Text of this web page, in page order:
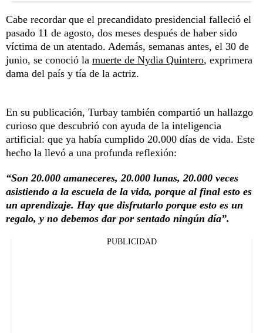
Cabe recordar que el precandidato presidencial falleció el
pasado 11 de agosto, dos meses después de haber sido
víctima de un atentado. Además, semanas antes, el 30 de
junio, se conoció la muerte de Nydia Quintero, exprimera
dama del país y tía de la actriz.
En su publicación, Turbay también compartió un hallazgo
curioso que descubrió con ayuda de la inteligencia
artificial: que ya había cumplido 20.000 días de vida. Este
hecho la llevó a una profunda reflexión:
“Son 20.000 amaneceres, 20.000 lunas, 20.000 veces
asistiendo a la escuela de la vida, porque al final esto es
un aprendizaje. Hay que disfrutarlo porque esto es un
regalo, y no debemos dar por sentado ningún día”.
PUBLICIDAD